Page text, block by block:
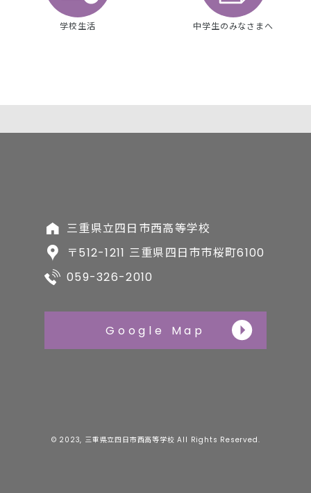
学校生活 中学生のみなさまへ
三重県立四日市西高等学校
〒512-1211 三重県四日市市桜町6100
059-326-2010
Google Map
© 2023, 三重県立四日市西高等学校 All Rights Reserved.